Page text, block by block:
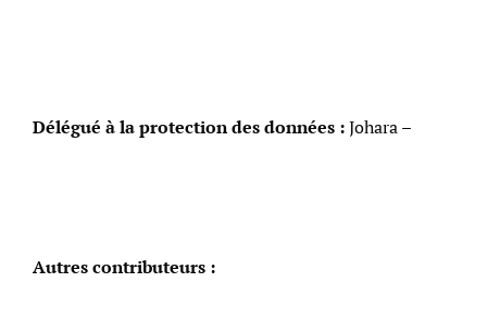
Délégué à la protection des données :Johara –
Autres contributeurs :